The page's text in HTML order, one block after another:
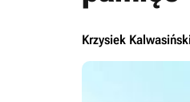
Krzysiek